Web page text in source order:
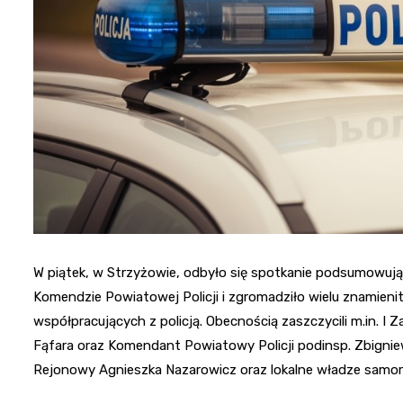
W piątek, w Strzyżowie, odbyło się spotkanie
Komendzie Powiatowej Policji i zgromadziło wielu
współpracujących z policją. Obecnością zaszczycili m.in. I
Fąfara oraz Komendant Powiatowy Policji podinsp.
Rejonowy Agnieszka Nazarowicz oraz lokalne władze